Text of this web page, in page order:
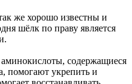
же хорошо известны и
шёлк по праву является
содержащиеся
помогают укрепить и